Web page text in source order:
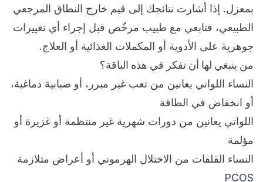
بمعزل. إذا أشارت نتائجك إلى قيم خارج النطاق المرجعي
الطبيعي، فتابعي مع طبيب مرخّص قبل إجراء أي تغييرات
جوهرية على الأدوية أو المكملات الغذائية أو العلاج.
من ينبغي لها أن تفكر في هذه الباقة؟
النساء اللواتي يعانين من تعب غير مبرر، أو ضبابية دماغية،
أو انخفاض في الطاقة
اللواتي يعانين من دورات شهرية غير منتظمة أو غزيرة أو
مؤلمة
النساء القلقات من الاختلال الهرموني أو أعراض متلازمة
PCOS